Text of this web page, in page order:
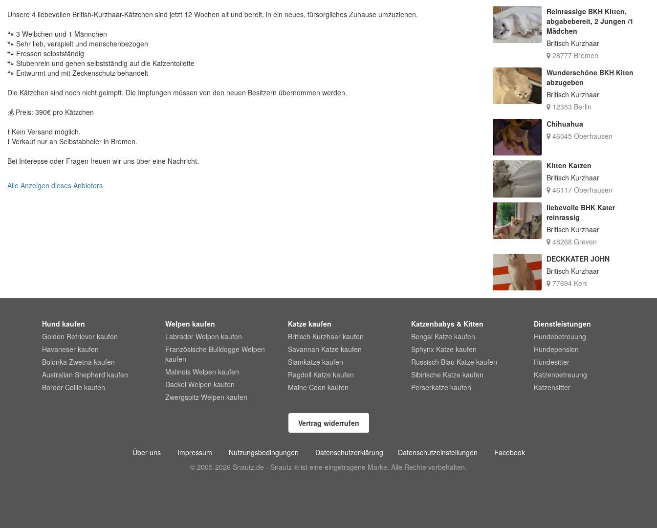
Unsere 4 liebevollen British-Kurzhaar-Kätzchen sind jetzt 12 Wochen alt und bereit, in ein neues, fürsorgliches Zuhause umzuziehen.
🐾 3 Weibchen und 1 Männchen
🐾 Sehr lieb, verspielt und menschenbezogen
🐾 Fressen selbstständig
🐾 Stubenrein und gehen selbstständig auf die Katzentoilette
🐾 Entwurmt und mit Zeckenschutz behandelt
Die Kätzchen sind noch nicht geimpft. Die Impfungen müssen von den neuen Besitzern übernommen werden.
💰 Preis: 390€ pro Kätzchen
❗ Kein Versand möglich.
❗ Verkauf nur an Selbstabholer in Bremen.
Bei Interesse oder Fragen freuen wir uns über eine Nachricht.
Alle Anzeigen dieses Anbieters
Reinrassige BKH Kitten,
abgabebereit, 2 Jungen /1
Mädchen
Britisch Kurzhaar
28777 Bremen
Wunderschöne BKH Kiten
abzugeben
Britisch Kurzhaar
12353 Berlin
Chihuahua
46045 Oberhausen
Kitten Katzen
Britisch Kurzhaar
46117 Oberhausen
liebevolle BHK Kater
reinrassig
Britisch Kurzhaar
48268 Greven
DECKKATER JOHN
Britisch Kurzhaar
77694 Kehl
Hund kaufen
Golden Retriever kaufen
Havaneser kaufen
Bolonka Zwetna kaufen
Australian Shepherd kaufen
Border Collie kaufen
Welpen kaufen
Labrador Welpen kaufen
Französische Bulldogge Welpen
kaufen
Malinois Welpen kaufen
Dackel Welpen kaufen
Zwergspitz Welpen kaufen
Katze kaufen
Britisch Kurzhaar kaufen
Savannah Katze kaufen
Siamkatze kaufen
Ragdoll Katze kaufen
Maine Coon kaufen
Katzenbabys & Kitten
Bengal Katze kaufen
Sphynx Katze kaufen
Russisch Blau Katze kaufen
Sibirische Katze kaufen
Perserkatze kaufen
Dienstleistungen
Hundebetreuung
Hundepension
Hundesitter
Katzenbetreuung
Katzensitter
Vertrag widerrufen
Über uns Impressum Nutzungsbedingungen Datenschutzerklärung Datenschutzeinstellungen
Facebook
© 2005-2026 Snautz.de - Snautz ® ist eine eingetragene Marke. Alle Rechte vorbehalten.